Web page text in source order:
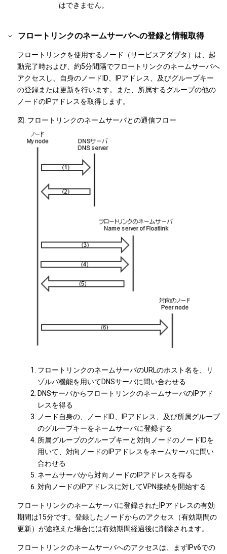
はできません。
フロートリンクのネームサーバへの登録と情報取得
フロートリンクを使用するノード（サービスアダプタ）は、起
動完了時および、約5分間隔でフロートリンクのネームサーバへ
アクセスし、自身のノードID、IPアドレス、及びグループキー
の登録または更新を行います。また、所属するグループの他の
ノードのIPアドレスを取得します。
図 フロートリンクのネームサーバとの通信フロー
フロートリンクのネームサーバのURLのホスト名を、リ
ゾルバ機能を用いてDNSサーバに問い合わせる
DNSサーバからフロートリンクのネームサーバのIPアド
レスを得る
ノード自身の、ノードID、IPアドレス、及び所属グループ
のグループキーをネームサーバに登録する
所属グループのグループキーと対向ノードのノードIDを
用いて、対向ノードのIPアドレスをネームサーバに問い
合わせる
ネームサーバから対向ノードのIPアドレスを得る
対向ノードのIPアドレスに対してVPN接続を開始する
フロートリンクのネームサーバに登録されたIPアドレスの有効
期間は15分です。登録したノードからのアクセス（有効期間の
更新）が途絶えた場合には有効期間経過後に削除されます。
フロートリンクのネームサーバへのアクセスは、まずIPv6での